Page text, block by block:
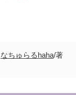
なちゅらるhaha/著